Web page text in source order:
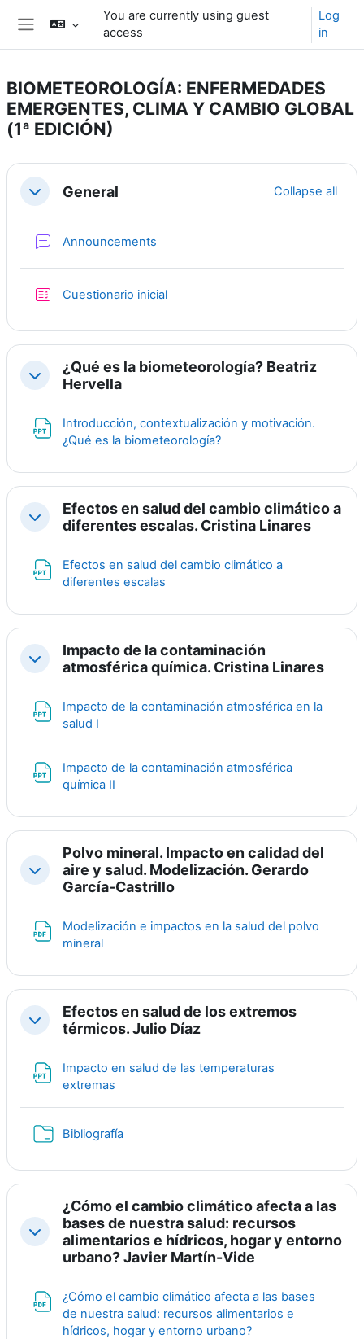
Skip to main content
You are currently using guest
access
Log
in
BIOMETEOROLOGÍA: ENFERMEDADES
EMERGENTES, CLIMA Y CAMBIO GLOBAL
(1ª EDICIÓN)
Section outline
CollapseGeneral Collapse all
Announcements
Cuestionario inicialQuiz
Collapse
¿Qué es la biometeorología? Beatriz
Hervella
Introducción, contextualización y motivación.
¿Qué es la biometeorología?
Collapse
Efectos en salud del cambio climático a
diferentes escalas. Cristina Linares
Efectos en salud del cambio climático a
diferentes escalas
Collapse
Impacto de la contaminación
atmosférica química. Cristina Linares
Impacto de la contaminación atmosférica en la
salud I
Impacto de la contaminación atmosférica
química II
Collapse
Polvo mineral. Impacto en calidad del
aire y salud. Modelización. Gerardo
García-Castrillo
Modelización e impactos en la salud del polvo
mineral
Collapse
Efectos en salud de los extremos
térmicos. Julio Díaz
Impacto en salud de las temperaturas
extremas
BibliografíaFolder
Collapse
¿Cómo el cambio climático afecta a las
bases de nuestra salud: recursos
alimentarios e hídricos, hogar y entorno
urbano? Javier Martín-Vide
¿Cómo el cambio climático afecta a las bases
de nuestra salud: recursos alimentarios e
hídricos, hogar y entorno urbano?